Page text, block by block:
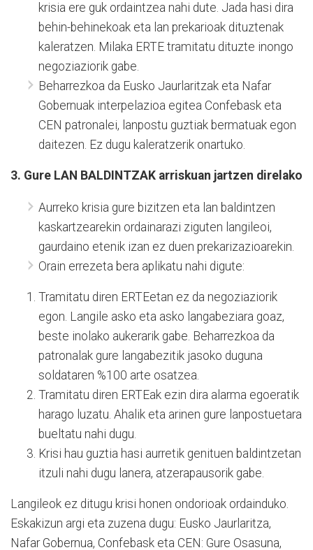
krisia ere guk ordaintzea nahi dute. Jada hasi dira
behin-behinekoak eta lan prekarioak dituztenak
kaleratzen. Milaka ERTE tramitatu dituzte inongo
negoziaziorik gabe.
Beharrezkoa da Eusko Jaurlaritzak eta Nafar
Gobernuak interpelazioa egitea Confebask eta
CEN patronalei, lanpostu guztiak bermatuak egon
daitezen. Ez dugu kaleratzerik onartuko.
3. Gure LAN BALDINTZAK arriskuan jartzen direlako
Aurreko krisia gure bizitzen eta lan baldintzen
kaskartzearekin ordainarazi ziguten langileoi,
gaurdaino etenik izan ez duen prekarizazioarekin.
Orain errezeta bera aplikatu nahi digute:
Tramitatu diren ERTEetan ez da negoziaziorik
egon. Langile asko eta asko langabeziara goaz,
beste inolako aukerarik gabe. Beharrezkoa da
patronalak gure langabezitik jasoko duguna
soldataren %100 arte osatzea.
Tramitatu diren ERTEak ezin dira alarma egoeratik
harago luzatu. Ahalik eta arinen gure lanpostuetara
bueltatu nahi dugu.
Krisi hau guztia hasi aurretik genituen baldintzetan
itzuli nahi dugu lanera, atzerapausorik gabe.
Langileok ez ditugu krisi honen ondorioak ordainduko.
Eskakizun argi eta zuzena dugu: Eusko Jaurlaritza,
Nafar Gobernua, Confebask eta CEN: Gure Osasuna,